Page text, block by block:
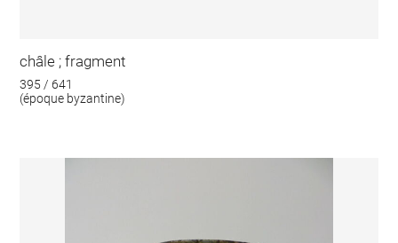
châle ; fragment
395 / 641
(époque byzantine)